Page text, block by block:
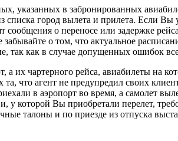
указанных в забронированных
списка город вылета и прилета. Если Вы
сообщения о переносе или задержке
о том, что актуальное
так как в случае допущенных ошибок
а их чартерного рейса, авиабилеты на
что агент не предупредил своих
в аэропорт во время, а самолет
у которой Вы приобретали перелет,
талоны и по приезде из отпуска